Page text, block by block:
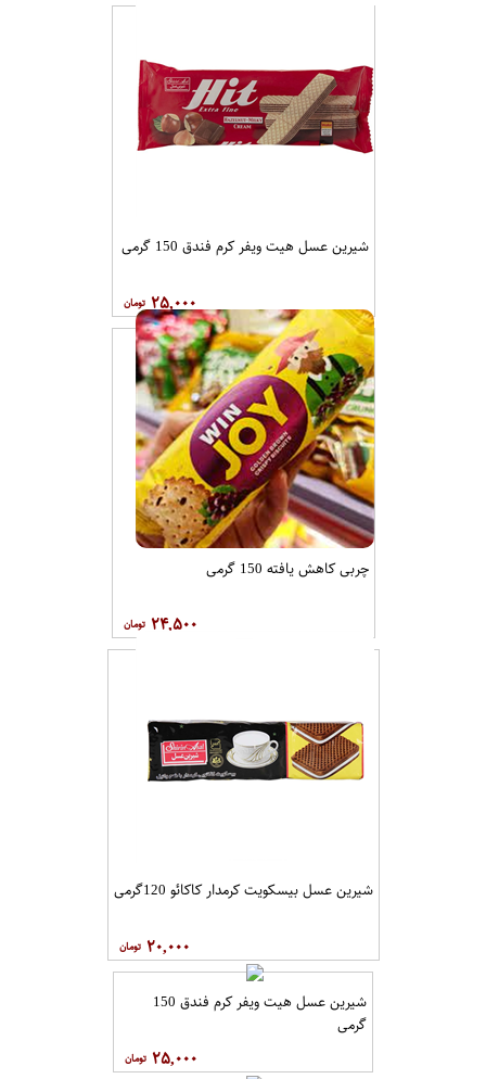
شیرین عسل هیت ویفر کرم فندق 150 گرمی
۲۵,۰۰۰
چربی کاهش یافته 150 گرمی
۲۴,۵۰۰
شیرین عسل بیسکویت کرمدار کاکائو 120گرمی
۲۰,۰۰۰
شیرین عسل هیت ویفر کرم فندق 150
گرمی
۲۵,۰۰۰